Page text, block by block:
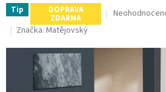
Tip DOPRAVA
ZDARMA
Průměrné
je
Značka: Matějovský